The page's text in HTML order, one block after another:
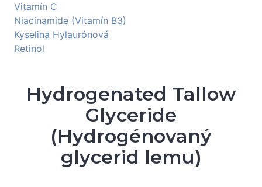
Vitamín C
Niacinamide (Vitamín B3)
Kyselina Hylaurónová
Retinol
Hydrogenated Tallow
Glyceride
(Hydrogénovaný
glycerid lemu)